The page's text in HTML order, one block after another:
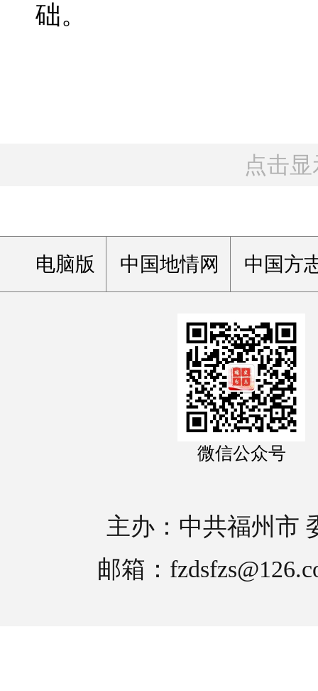
础。
点击
电脑版 中国地情网 中国方
微信公众号
主办：中共福州市
邮箱：